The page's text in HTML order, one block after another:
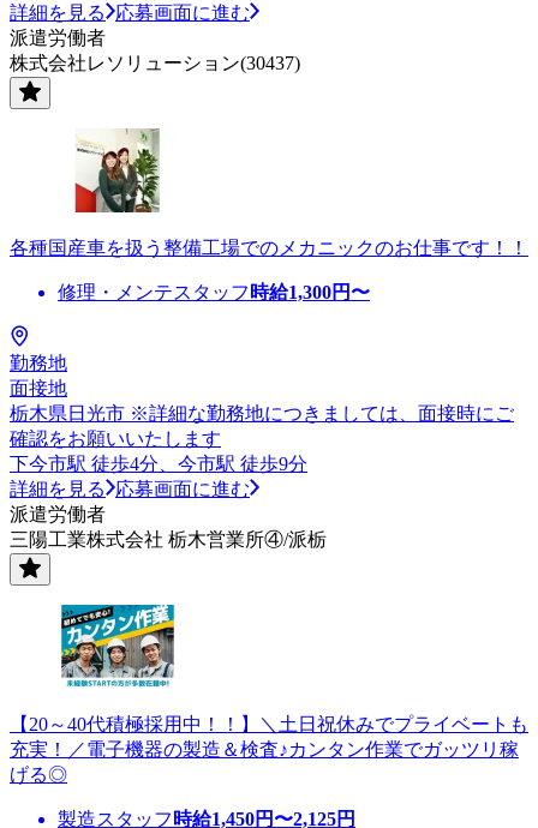
詳細を見る
応募画面に進む
派遣労働者
株式会社レソリューション(30437)
各種国産車を扱う整備工場でのメカニックのお仕事です！！
修理・メンテスタッフ 時給1,300円〜
勤務地
面接地
栃木県日光市 ※詳細な勤務地につきましては、面接時にご
確認をお願いいたします
下今市駅 徒歩4分、今市駅 徒歩9分
詳細を見る
応募画面に進む
派遣労働者
三陽工業株式会社 栃木営業所④/派栃
【20～40代積極採用中！！】＼土日祝休みでプライベートも
充実！／電子機器の製造＆検査♪カンタン作業でガッツリ稼
げる◎
製造スタッフ 時給1,450円〜2,125円